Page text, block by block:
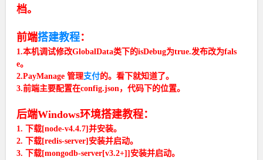
档。
前端搭建教程：
1.本机调试修改GlobalData类下的isDebug为true.发布改为fals
e。
2.PayManage 管理支付的。看下就知道了。
3.前端主要配置在config.json，代码下的位置。
后端Windows环境搭建教程：
1. 下载[node-v4.4.7]并安装。
2. 下载[redis-server]安装并启动。
3. 下载[mongodb-server[v3.2+]]安装并启动。